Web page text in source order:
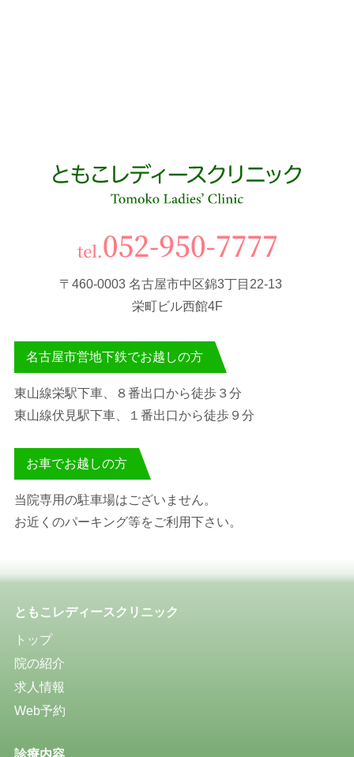
〒460-0003 名古屋市中区錦3丁目22-13
栄町ビル西館4F
名古屋市営地下鉄でお越しの方
東山線栄駅下車、８番出口から徒歩３分
東山線伏見駅下車、１番出口から徒歩９分
お車でお越しの方
当院専用の駐車場はございません。
お近くのパーキング等をご利用下さい。
ともこレディースクリニック
トップ
院の紹介
求人情報
Web予約